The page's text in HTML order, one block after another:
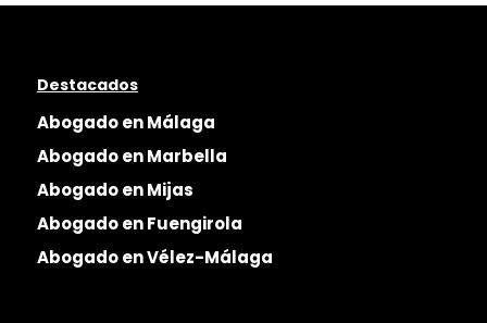
Destacados
Abogado en Málaga
Abogado en Marbella
Abogado en Mijas
Abogado en Fuengirola
Abogado en Vélez-Málaga